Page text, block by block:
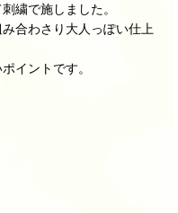
繍で施しました。
合わさり大人っぽい仕上
イントです。